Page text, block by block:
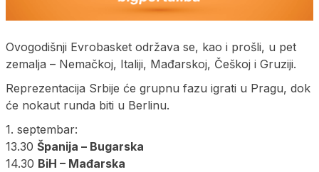
Ovogodišnji Evrobasket održava se, kao i prošli, u pet
zemalja – Nemačkoj, Italiji, Mađarskoj, Češkoj i Gruziji.
Reprezentacija Srbije će grupnu fazu igrati u Pragu, dok
će nokaut runda biti u Berlinu.
1. septembar:
13.30 Španija – Bugarska
14.30 BiH – Mađarska